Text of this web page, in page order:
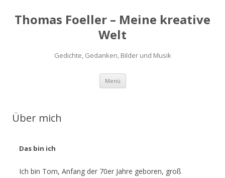
Thomas Foeller – Meine kreative
Welt
Gedichte, Gedanken, Bilder und Musik
Menü Zum
springen
Über mich
Das bin ich
Ich bin Tom, Anfang der 70er Jahre geboren, groß